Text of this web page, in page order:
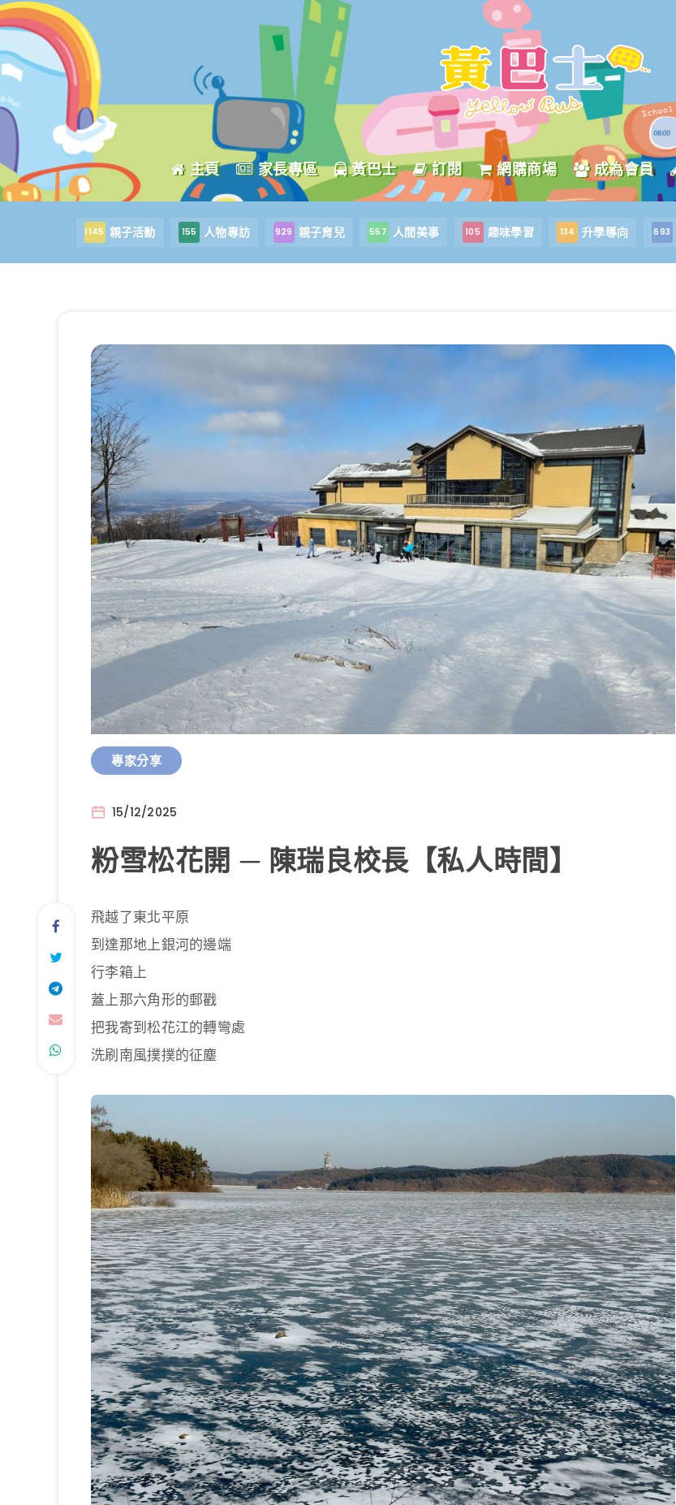
主頁 家長專區 黃巴士 訂閱 網購商場 成為會員
1145 親子活動 155 人物專訪 929 親子育兒 557 人間美事 105 趣味學習 134 升學導向 693
專家分享
15/12/2025
粉雪松花開 ─ 陳瑞良校長【私人時間】
飛越了東北平原
到達那地上銀河的邊端
行李箱上
蓋上那六角形的郵戳
把我寄到松花江的轉彎處
洗刷南風撲撲的征塵